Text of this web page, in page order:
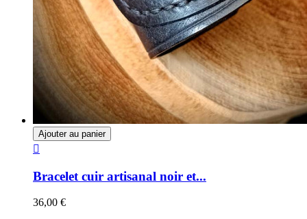
Ajouter au panier

Bracelet cuir artisanal noir et...
36,00 €